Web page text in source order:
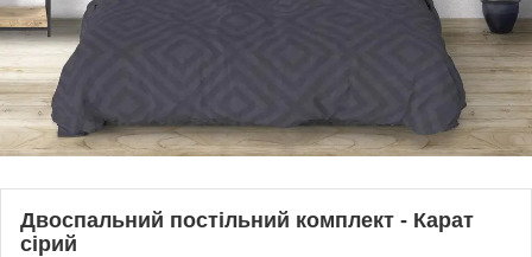
Двоспальний постільний комплект - Карат
сірий